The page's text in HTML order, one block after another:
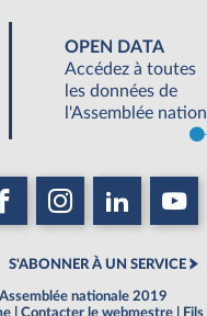
OPEN DATA
Accédez à toutes
les données de
l'Assemblée
S'ABONNER À UN SERVICE
nationale 2019
Contacter le webmestre Fils